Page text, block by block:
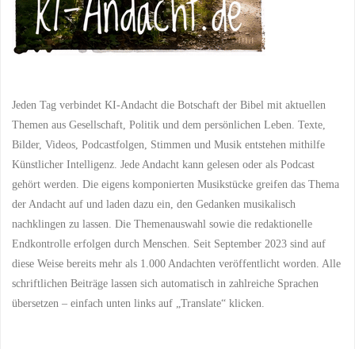
Jeden Tag verbindet KI-Andacht die Botschaft der Bibel mit aktuellen
Themen aus Gesellschaft, Politik und dem persönlichen Leben. Texte,
Bilder, Videos, Podcastfolgen, Stimmen und Musik entstehen mithilfe
Künstlicher Intelligenz. Jede Andacht kann gelesen oder als Podcast
gehört werden. Die eigens komponierten Musikstücke greifen das Thema
der Andacht auf und laden dazu ein, den Gedanken musikalisch
nachklingen zu lassen. Die Themenauswahl sowie die redaktionelle
Endkontrolle erfolgen durch Menschen. Seit September 2023 sind auf
diese Weise bereits mehr als 1.000 Andachten veröffentlicht worden. Alle
schriftlichen Beiträge lassen sich automatisch in zahlreiche Sprachen
übersetzen – einfach unten links auf „Translate“ klicken.